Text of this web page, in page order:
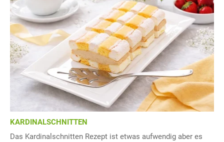
KARDINALSCHNITTEN
Das Kardinalschnitten Rezept ist etwas aufwendig aber es